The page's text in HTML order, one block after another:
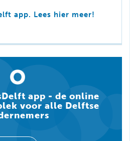
app. Lees hier meer!
app - de online
voor alle Delftse